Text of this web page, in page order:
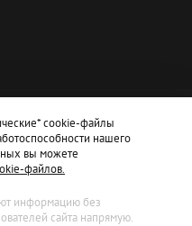
cookie-файлы
нашего
вы можете
файлов.
информацию без
сайта напрямую.